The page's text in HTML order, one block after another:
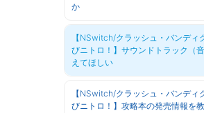
か
【NSwitch/クラッシュ・バンディ
びニトロ！】サウンドトラック（
えてほしい
【NSwitch/クラッシュ・バンディ
びニトロ！】攻略本の発売情報を